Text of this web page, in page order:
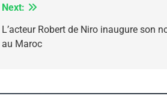
Next:
L’acteur Robert de Niro inaugure son
au MarocHadida